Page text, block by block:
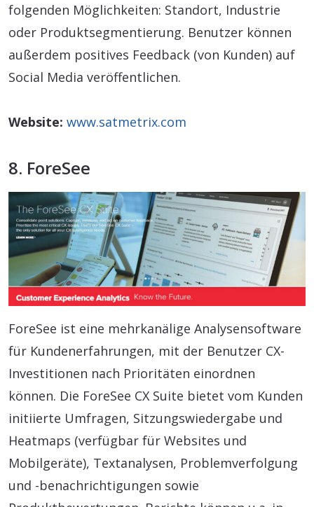
folgenden Möglichkeiten: Standort, Industrie
oder Produktsegmentierung. Benutzer können
außerdem positives Feedback (von Kunden) auf
Social Media veröffentlichen.
Website: www.satmetrix.com
8. ForeSee
ForeSee ist eine mehrkanälige Analysensoftware
für Kundenerfahrungen, mit der Benutzer CX-
Investitionen nach Prioritäten einordnen
können. Die ForeSee CX Suite bietet vom Kunden
initiierte Umfragen, Sitzungswiedergabe und
Heatmaps (verfügbar für Websites und
Mobilgeräte), Textanalysen, Problemverfolgung
und -benachrichtigungen sowie